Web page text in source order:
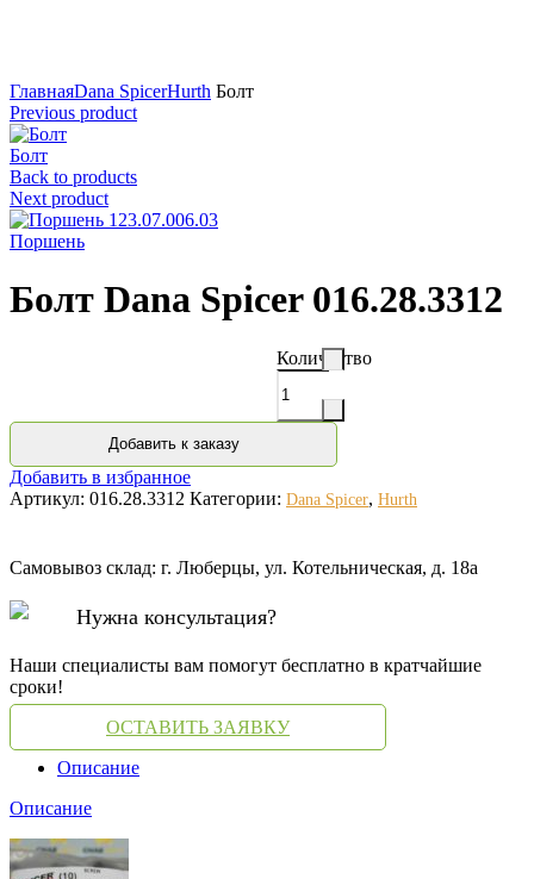
ГлавнаяDana SpicerHurth Болт
Previous product
Болт
Back to products
Next product
Поршень
Болт Dana Spicer 016.28.3312
Количество
Добавить к заказу
Добавить в избранное
Артикул: 016.28.3312 Категории: Dana Spicer, Hurth
Самовывоз склад: г. Люберцы, ул. Котельническая, д. 18а
Нужна консультация?
Наши специалисты вам помогут бесплатно в кратчайшие
сроки!
ОСТАВИТЬ ЗАЯВКУ
Описание
Описание